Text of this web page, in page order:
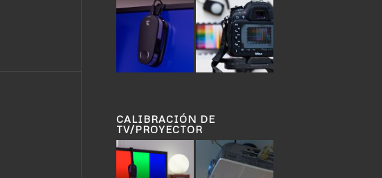
CALIBRACIÓN DE
TV/PROYECTOR